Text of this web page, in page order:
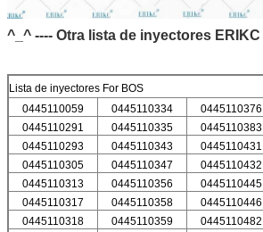
^_^ ---- Otra lista de inyectores ERIKC
Lista de inyectores For BOS
0445110059
0445110334 0445110376
0445110291
0445110335 0445110383
0445110293
0445110343 0445110431
0445110305
0445110347 0445110432
0445110313
0445110356 0445110445
0445110317
0445110358 0445110446
0445110318
0445110359 0445110482